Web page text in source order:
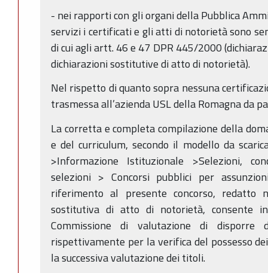
- nei rapporti con gli organi della Pubblica
servizi i certificati e gli atti di notorietà sono
di cui agli artt. 46 e 47 DPR 445/2000
dichiarazioni sostitutive di atto di notorietà).
Nel rispetto di quanto sopra nessuna
trasmessa all’azienda USL della Romagna da
La corretta e completa compilazione della
e del curriculum, secondo il modello da
>Informazione Istituzionale >Selezioni,
selezioni > Concorsi pubblici per
riferimento al presente concorso, redatto
sostitutiva di atto di notorietà, consente
Commissione di valutazione di
rispettivamente per la verifica del possesso
la successiva valutazione dei titoli.